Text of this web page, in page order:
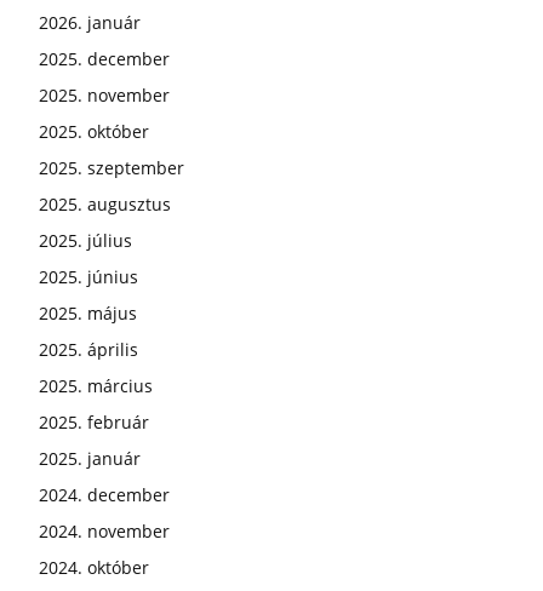
2026. január
2025. december
2025. november
2025. október
2025. szeptember
2025. augusztus
2025. július
2025. június
2025. május
2025. április
2025. március
2025. február
2025. január
2024. december
2024. november
2024. október